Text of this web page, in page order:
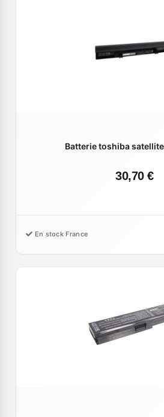
Batterie toshiba
30,70 €
En stock France